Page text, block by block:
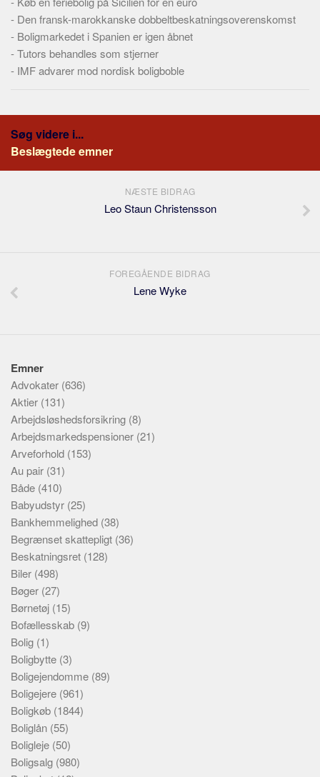
- Den fransk-marokkanske dobbeltbeskatningsoverenskomst
- Boligmarkedet i Spanien er igen åbnet
-Tutors behandles som stjerner
- IMF advarer mod nordisk boligboble
Søg videre i...
Beslægtede emner
NÆSTE BIDRAG
Leo Staun Christensson
FOREGÅENDE BIDRAG
Lene Wyke
Emner
Advokater (636)
Aktier (131)
Arbejdsløshedsforsikring (8)
Arbejdsmarkedspensioner (21)
Arveforhold (153)
Au pair (31)
Både (410)
Babyudstyr (25)
Bankhemmelighed (38)
Begrænset skattepligt (36)
Beskatningsret (128)
Biler (498)
Bøger (27)
Børnetøj (15)
Bofællesskab (9)
Bolig (1)
Boligbytte (3)
Boligejendomme (89)
Boligejere (961)
Boligkøb (1844)
Boliglån (55)
Boligleje (50)
Boligsalg (980)